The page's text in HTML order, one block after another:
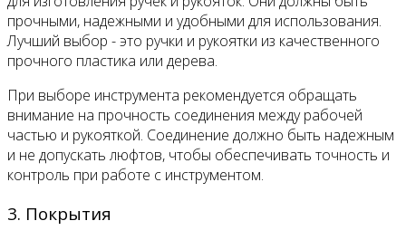
прочными, надежными и удобными для использования.
Лучший выбор - это ручки и рукоятки из качественного
прочного пластика или дерева.
При выборе инструмента рекомендуется обращать
внимание на прочность соединения между рабочей
частью и рукояткой. Соединение должно быть надежным
и не допускать люфтов, чтобы обеспечивать точность и
контроль при работе с инструментом.
3. Покрытия